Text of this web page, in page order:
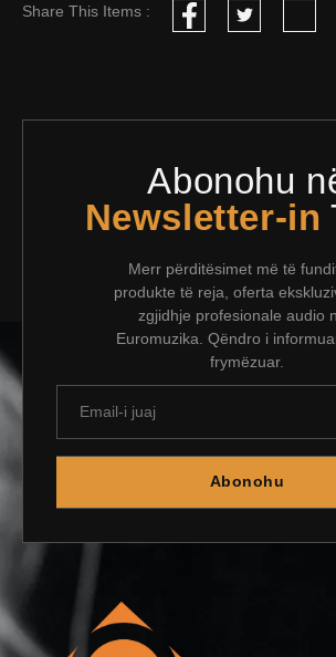
Share This Items :
Abonohu
Newsletter-in
Merr përditësimet më të
produkte të reja, oferta
zgjidhje profesionale audio
Euromuzika. Qëndro i
frymëzuar.
Abonohu